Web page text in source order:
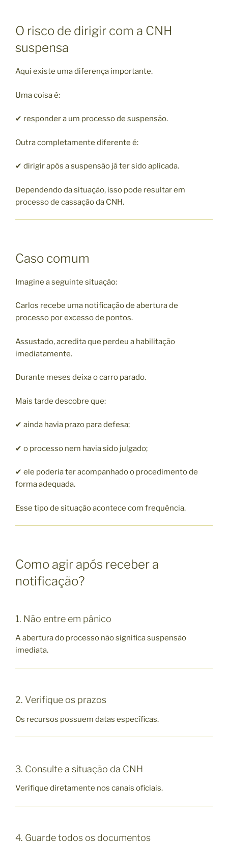
O risco de dirigir com a CNH
suspensa
Aqui existe uma diferença importante.
Uma coisa é:
✔ responder a um processo de suspensão.
Outra completamente diferente é:
✔ dirigir após a suspensão já ter sido aplicada.
Dependendo da situação, isso pode resultar em
processo de cassação da CNH.
Caso comum
Imagine a seguinte situação:
Carlos recebe uma notificação de abertura de
processo por excesso de pontos.
Assustado, acredita que perdeu a habilitação
imediatamente.
Durante meses deixa o carro parado.
Mais tarde descobre que:
✔ ainda havia prazo para defesa;
✔ o processo nem havia sido julgado;
✔ ele poderia ter acompanhado o procedimento de
forma adequada.
Esse tipo de situação acontece com frequência.
Como agir após receber a
notificação?
1. Não entre em pânico
A abertura do processo não significa suspensão
imediata.
2. Verifique os prazos
Os recursos possuem datas específicas.
3. Consulte a situação da CNH
Verifique diretamente nos canais oficiais.
4. Guarde todos os documentos